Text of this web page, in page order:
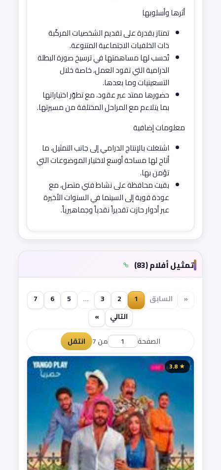
أثرها وأسلوبها
تمتاز بقدرة على تقديم الشخصيات المركّبة
ذات الخلفيات الاجتماعية المتنوعة.
تُحسب لها مساهمتها في ترسيخ صورة البطلة
الدرامية التي تقود العمل، خاصة خلال
التسعينيات وما بعدها.
حضورها ممتد عبر عقود، مع تطوّر اختياراتها
بما يتلاءم مع المراحل المختلفة من مسيرتها.
معلومات إضافية
اشتغلت بالإنتاج الدرامي إلى جانب التمثيل، ما
أتاح لها مساحة أوسع لاختيار الموضوعات التي
تؤمن بها.
بقيت محافظة على نشاط فني متصل، مع
عودة قوية إلى السينما في السنوات الأخيرة
عبر أدوار حازت تقديراً نقدياً وجماهيرياً.
تمثيل أفلام (83)
« السابق 1
2
3
...
5
6
7
التالي
»
الصفحة
من 7 انتقل
★ 3.8